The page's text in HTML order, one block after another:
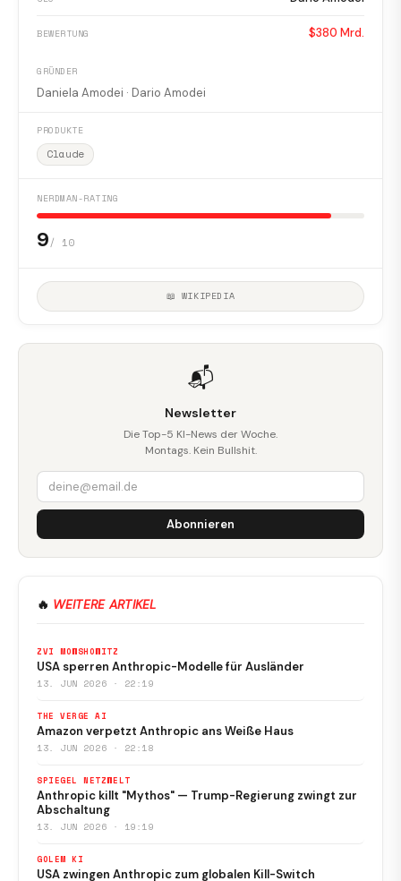
BEWERTUNG $380 Mrd.
GRÜNDER
Daniela Amodei · Dario Amodei
PRODUKTE
Claude
NERDMAN-RATING
9/ 10
📖 WIKIPEDIA
📬
Newsletter
Die Top-5 KI-News der Woche.
Montags. Kein Bullshit.
Abonnieren
🔥 WEITERE ARTIKEL
ZVI MOWSHOWITZ
USA sperren Anthropic-Modelle für Ausländer
13. JUN 2026 · 22:19
THE VERGE AI
Amazon verpetzt Anthropic ans Weiße Haus
13. JUN 2026 · 22:18
SPIEGEL NETZWELT
Anthropic killt "Mythos" — Trump-Regierung zwingt zur
Abschaltung
13. JUN 2026 · 19:19
GOLEM KI
USA zwingen Anthropic zum globalen Kill-Switch